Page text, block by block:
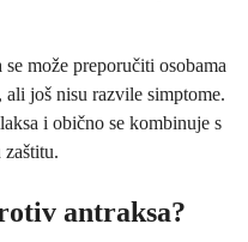
može preporučiti osobama
još nisu razvile simptome.
i obično se kombinuje s
antraksa?